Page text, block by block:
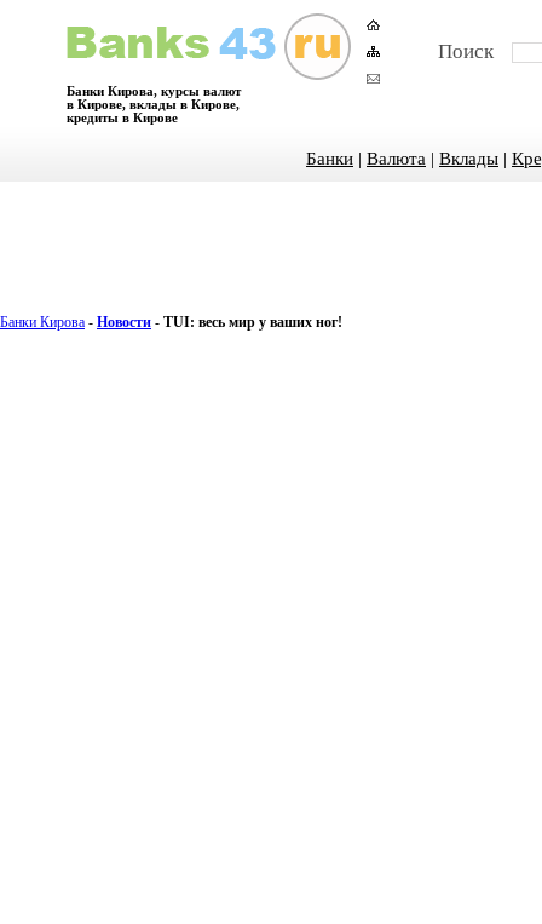
Банки Кирова, курсы валют
в Кирове, вклады в Кирове,
кредиты в Кирове
Поиск
Банки | Валюта | Вклады |
Банки Кирова - Новости - TUI: весь мир у ваших ног!